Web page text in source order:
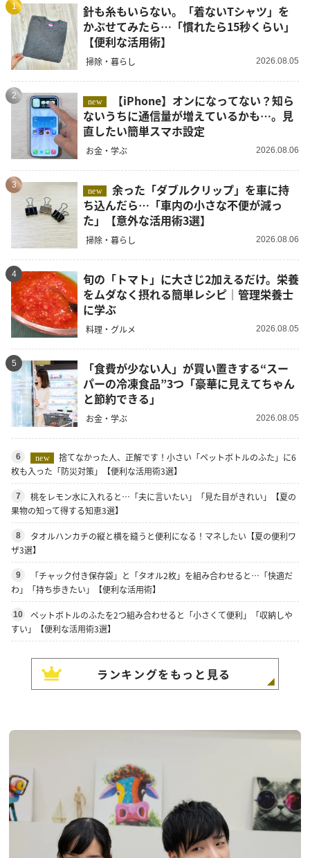
1
針も糸もいらない。「着ないTシャツ」を
かぶせてみたら…「慣れたら15秒くらい」
【便利な活用術】
掃除・暮らし 2026.08.05
2
new
ないうちに通信量が増えているかも…。見
直したい簡単スマホ設定
お金・学ぶ 2026.08.06
3
new
余った「ダブルクリップ」を車に持
ち込んだら…「車内の小さな不便が減っ
た」【意外な活用術3選】
掃除・暮らし 2026.08.06
4
旬の「トマト」に大さじ2加えるだけ。栄養
をムダなく摂れる簡単レシピ｜管理栄養士
に学ぶ
料理・グルメ 2026.08.05
5
「食費が少ない人」が買い置きする“スー
パーの冷凍食品”3つ「豪華に見えてちゃん
と節約できる」
お金・学ぶ 2026.08.05
6 new
捨てなかった人、正解です！小さい「ペットボトルのふた」に6
枚も入った「防災対策」【便利な活用術3選】
7
桃をレモン水に入れると…「夫に言いたい」「見た目がきれい」【夏の
果物の知って得する知恵3選】
8
タオルハンカチの縦と横を縫うと便利になる！マネしたい【夏の便利ワ
ザ3選】
9
「チャック付き保存袋」と「タオル2枚」を組み合わせると…「快適だ
わ」「持ち歩きたい」【便利な活用術】
10
ペットボトルのふたを2つ組み合わせると「小さくて便利」「収納しや
すい」【便利な活用術3選】
ランキングをもっと見る